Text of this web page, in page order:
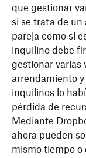
que gestionar
si se trata de un
pareja como si
inquilino debe
gestionar varias
arrendamiento
inquilinos lo
pérdida de
Mediante
ahora pueden
mismo tiempo o